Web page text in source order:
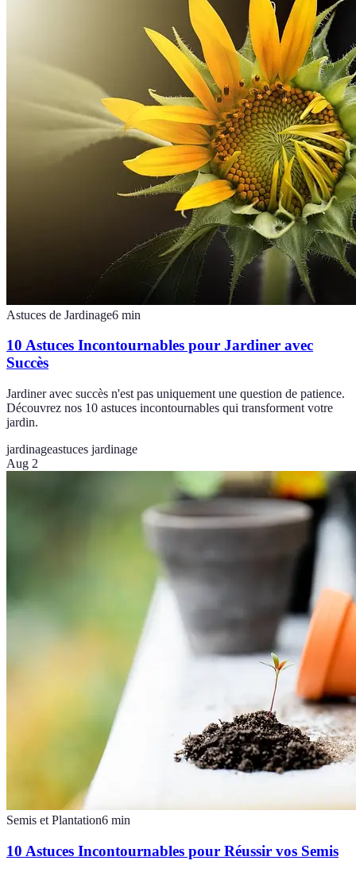
Astuces de Jardinage6 min
10 Astuces Incontournables pour Jardiner avec
Succès
Jardiner avec succès n'est pas uniquement une question de patience.
Découvrez nos 10 astuces incontournables qui transforment votre
jardin.
jardinageastuces jardinage
Aug 2
Semis et Plantation6 min
10 Astuces Incontournables pour Réussir vos Semis